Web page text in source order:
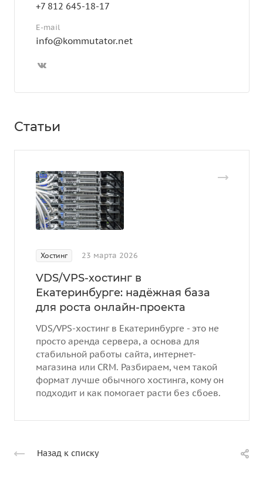
+7 812 645-18-17
E-mail
info@kommutator.net
Статьи
Хостинг 23 марта 2026
VDS/VPS-хостинг в
Екатеринбурге: надёжная база
для роста онлайн-проекта
VDS/VPS-хостинг в Екатеринбурге - это не
просто аренда сервера, а основа для
стабильной работы сайта, интернет-
магазина или CRM. Разбираем, чем такой
формат лучше обычного хостинга, кому он
подходит и как помогает расти без сбоев.
Назад к списку